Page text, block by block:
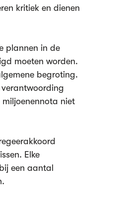
kritiek en dienen
plannen in de
moeten worden.
begroting.
niet
Elke
een aantal